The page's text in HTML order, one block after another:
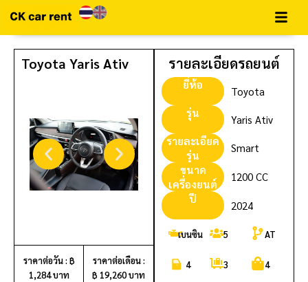
Toyota Yaris Ativ
ราคาต่อวัน : ฿
1,284 บาท
ราคาต่อเดือน :
฿ 19,260 บาท
รายละเอียดรถยนต์
ยี่ห้อ
Toyota
รุ่น
Yaris Ativ
รายละเอียด
รุ่น
Smart
ขนาด
เครื่องยนต์
1200 CC
ปี
2024
เบนซิน 5 AT
4 3 4